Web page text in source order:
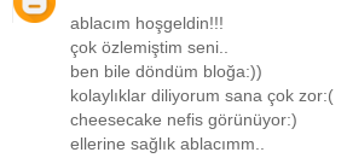
ablacım hoşgeldin!!!
çok özlemiştim seni..
ben bile döndüm bloğa:))
kolaylıklar diliyorum sana çok zor:(
cheesecake nefis görünüyor:)
ellerine sağlık ablacımm..